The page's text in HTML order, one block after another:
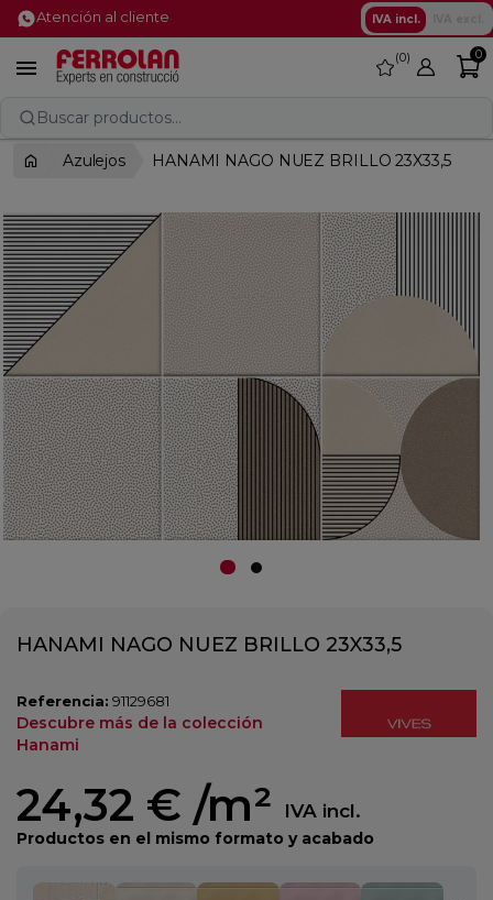
Atención al cliente IVA incl.
 favorite
0 0
Buscar productos...
Azulejos HANAMI NAGO NUEZ BRILLO 23X33,5
HANAMI NAGO NUEZ BRILLO 23X33,5
Referencia: 91129681
Descubre más de la colección
Hanami
24,32 € /m² IVA incl.
Productos en el mismo formato y acabado